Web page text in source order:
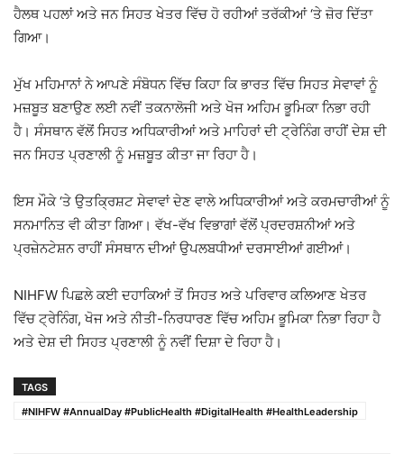
ਹੈਲਥ ਪਹਲਾਂ ਅਤੇ ਜਨ ਸਿਹਤ ਖੇਤਰ ਵਿੱਚ ਹੋ ਰਹੀਆਂ ਤਰੱਕੀਆਂ ‘ਤੇ ਜ਼ੋਰ ਦਿੱਤਾ
ਗਿਆ।
ਮੁੱਖ ਮਹਿਮਾਨਾਂ ਨੇ ਆਪਣੇ ਸੰਬੋਧਨ ਵਿੱਚ ਕਿਹਾ ਕਿ ਭਾਰਤ ਵਿੱਚ ਸਿਹਤ ਸੇਵਾਵਾਂ ਨੂੰ
ਮਜ਼ਬੂਤ ਬਣਾਉਣ ਲਈ ਨਵੀਂ ਤਕਨਾਲੋਜੀ ਅਤੇ ਖੋਜ ਅਹਿਮ ਭੂਮਿਕਾ ਨਿਭਾ ਰਹੀ
ਹੈ। ਸੰਸਥਾਨ ਵੱਲੋਂ ਸਿਹਤ ਅਧਿਕਾਰੀਆਂ ਅਤੇ ਮਾਹਿਰਾਂ ਦੀ ਟ੍ਰੇਨਿੰਗ ਰਾਹੀਂ ਦੇਸ਼ ਦੀ
ਜਨ ਸਿਹਤ ਪ੍ਰਣਾਲੀ ਨੂੰ ਮਜ਼ਬੂਤ ਕੀਤਾ ਜਾ ਰਿਹਾ ਹੈ।
ਇਸ ਮੌਕੇ ‘ਤੇ ਉਤਕ੍ਰਿਸ਼ਟ ਸੇਵਾਵਾਂ ਦੇਣ ਵਾਲੇ ਅਧਿਕਾਰੀਆਂ ਅਤੇ ਕਰਮਚਾਰੀਆਂ ਨੂੰ
ਸਨਮਾਨਿਤ ਵੀ ਕੀਤਾ ਗਿਆ। ਵੱਖ-ਵੱਖ ਵਿਭਾਗਾਂ ਵੱਲੋਂ ਪ੍ਰਦਰਸ਼ਨੀਆਂ ਅਤੇ
ਪ੍ਰਜ਼ੇਨਟੇਸ਼ਨ ਰਾਹੀਂ ਸੰਸਥਾਨ ਦੀਆਂ ਉਪਲਬਧੀਆਂ ਦਰਸਾਈਆਂ ਗਈਆਂ।
NIHFW ਪਿਛਲੇ ਕਈ ਦਹਾਕਿਆਂ ਤੋਂ ਸਿਹਤ ਅਤੇ ਪਰਿਵਾਰ ਕਲਿਆਣ ਖੇਤਰ
ਵਿੱਚ ਟ੍ਰੇਨਿੰਗ, ਖੋਜ ਅਤੇ ਨੀਤੀ-ਨਿਰਧਾਰਣ ਵਿੱਚ ਅਹਿਮ ਭੂਮਿਕਾ ਨਿਭਾ ਰਿਹਾ ਹੈ
ਅਤੇ ਦੇਸ਼ ਦੀ ਸਿਹਤ ਪ੍ਰਣਾਲੀ ਨੂੰ ਨਵੀਂ ਦਿਸ਼ਾ ਦੇ ਰਿਹਾ ਹੈ।
TAGS
#NIHFW #AnnualDay #PublicHealth #DigitalHealth #HealthLeadership